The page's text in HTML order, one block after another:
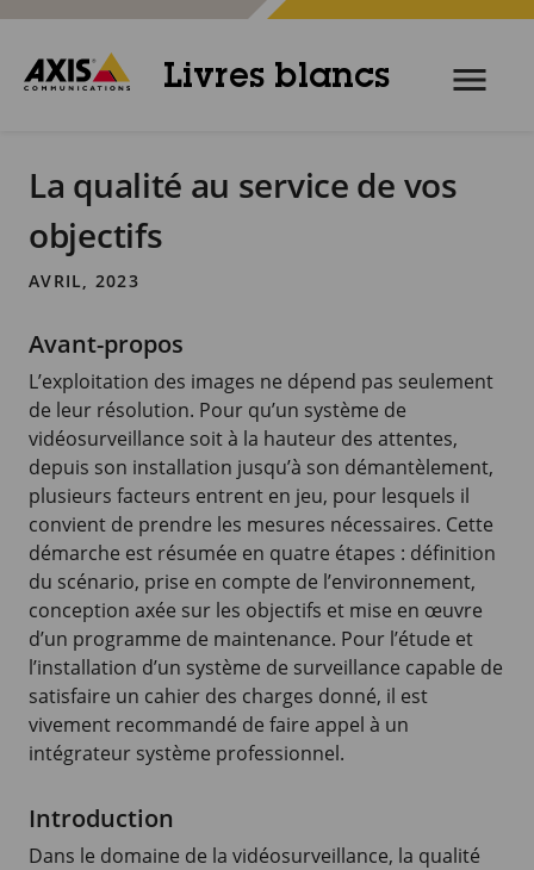
Livres blancs
La qualité au service de vos
objectifs
AVRIL, 2023
Avant-propos
L’exploitation des images ne dépend pas seulement
de leur résolution. Pour qu’un système de
vidéosurveillance soit à la hauteur des attentes,
depuis son installation jusqu’à son démantèlement,
plusieurs facteurs entrent en jeu, pour lesquels il
convient de prendre les mesures nécessaires. Cette
démarche est résumée en quatre étapes : définition
du scénario, prise en compte de l’environnement,
conception axée sur les objectifs et mise en œuvre
d’un programme de maintenance. Pour l’étude et
l’installation d’un système de surveillance capable de
satisfaire un cahier des charges donné, il est
vivement recommandé de faire appel à un
intégrateur système professionnel.
Introduction
Dans le domaine de la vidéosurveillance, la qualité